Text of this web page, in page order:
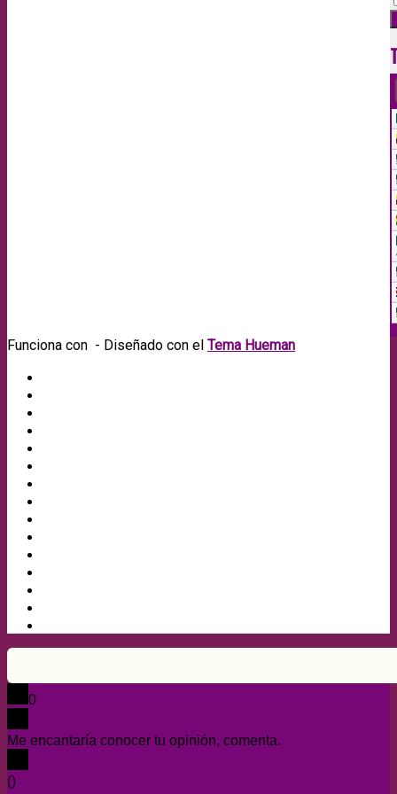
Funciona con - Diseñado con el Tema Hueman
0
Me encantaría conocer tu opinión, comenta.
()